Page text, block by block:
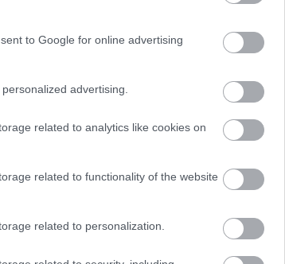
to Google for online advertising
advertising.
related to analytics like cookies on
related to functionality of the website
related to personalization.